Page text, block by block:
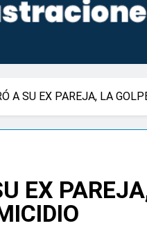
A SU EX PAREJA, LA
EX